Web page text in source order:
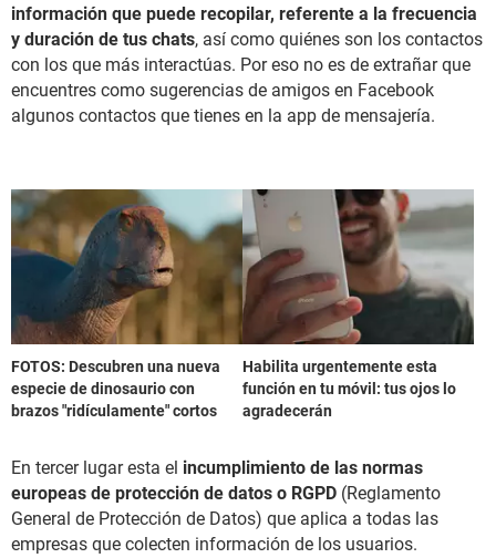
información que puede recopilar, referente a la frecuencia
y duración de tus chats, así como quiénes son los contactos
con los que más interactúas. Por eso no es de extrañar que
encuentres como sugerencias de amigos en Facebook
algunos contactos que tienes en la app de mensajería.
FOTOS: Descubren una nueva
especie de dinosaurio con
brazos "ridículamente" cortos
Habilita urgentemente esta
función en tu móvil: tus ojos lo
agradecerán
En tercer lugar esta el incumplimiento de las normas
europeas de protección de datos o RGPD (Reglamento
General de Protección de Datos) que aplica a todas las
empresas que colecten información de los usuarios.